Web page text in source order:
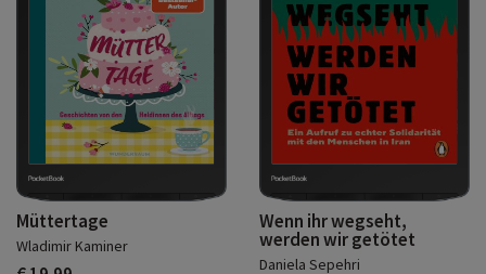
Müttertage
Wladimir Kaminer
Wenn ihr wegseht,
werden wir getötet
Daniela Sepehri